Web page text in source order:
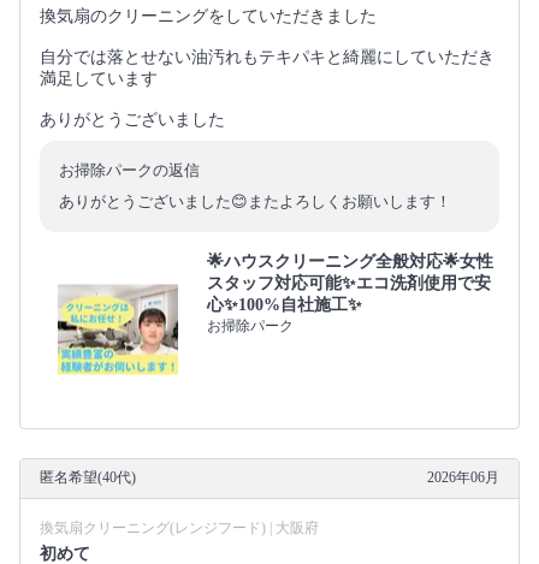
換気扇のクリーニングをしていただきました
自分では落とせない油汚れもテキパキと綺麗にしていただき
満足しています
ありがとうございました
お掃除パークの返信
ありがとうございました😊またよろしくお願いします！
🌟ハウスクリーニング全般対応🌟女性
スタッフ対応可能✨エコ洗剤使用で安
心✨100%自社施工✨
お掃除パーク
匿名希望(40代) 2026年06月
換気扇クリーニング(レンジフード) | 大阪府
初めて